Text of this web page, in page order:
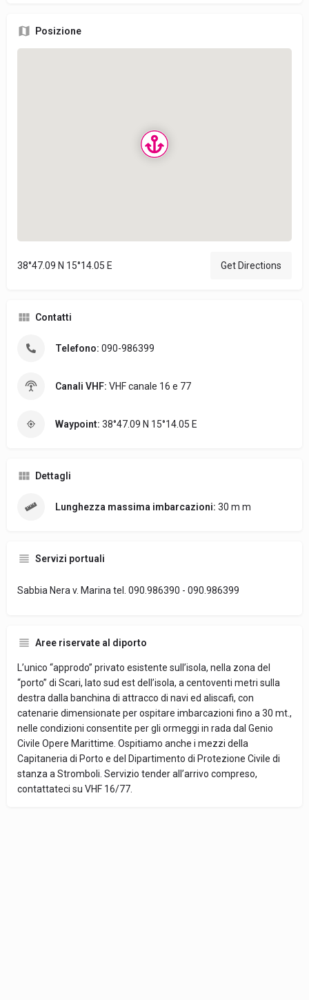
Posizione
38°47.09 N 15°14.05 E Get Directions
Contatti
Telefono: 090-986399
Canali VHF: VHF canale 16 e 77
Waypoint: 38°47.09 N 15°14.05 E
Dettagli
Lunghezza massima imbarcazioni: 30 m m
Servizi portuali
Sabbia Nera v. Marina tel. 090.986390 - 090.986399
Aree riservate al diporto
L’unico “approdo” privato esistente sull’isola, nella zona del
“porto” di Scari, lato sud est dell’isola, a centoventi metri sulla
destra dalla banchina di attracco di navi ed aliscafi, con
catenarie dimensionate per ospitare imbarcazioni fino a 30 mt.,
nelle condizioni consentite per gli ormeggi in rada dal Genio
Civile Opere Marittime. Ospitiamo anche i mezzi della
Capitaneria di Porto e del Dipartimento di Protezione Civile di
stanza a Stromboli. Servizio tender all’arrivo compreso,
contattateci su VHF 16/77.